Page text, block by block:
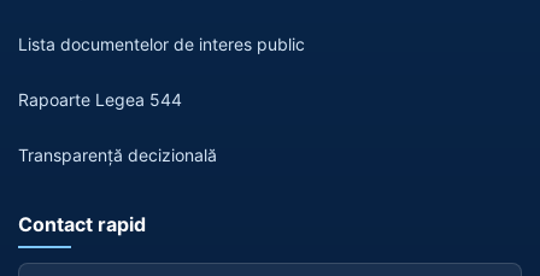
Lista documentelor de interes public
Rapoarte Legea 544
Transparență decizională
Contact rapid